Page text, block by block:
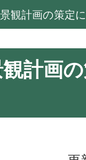
観計画の策定
計画